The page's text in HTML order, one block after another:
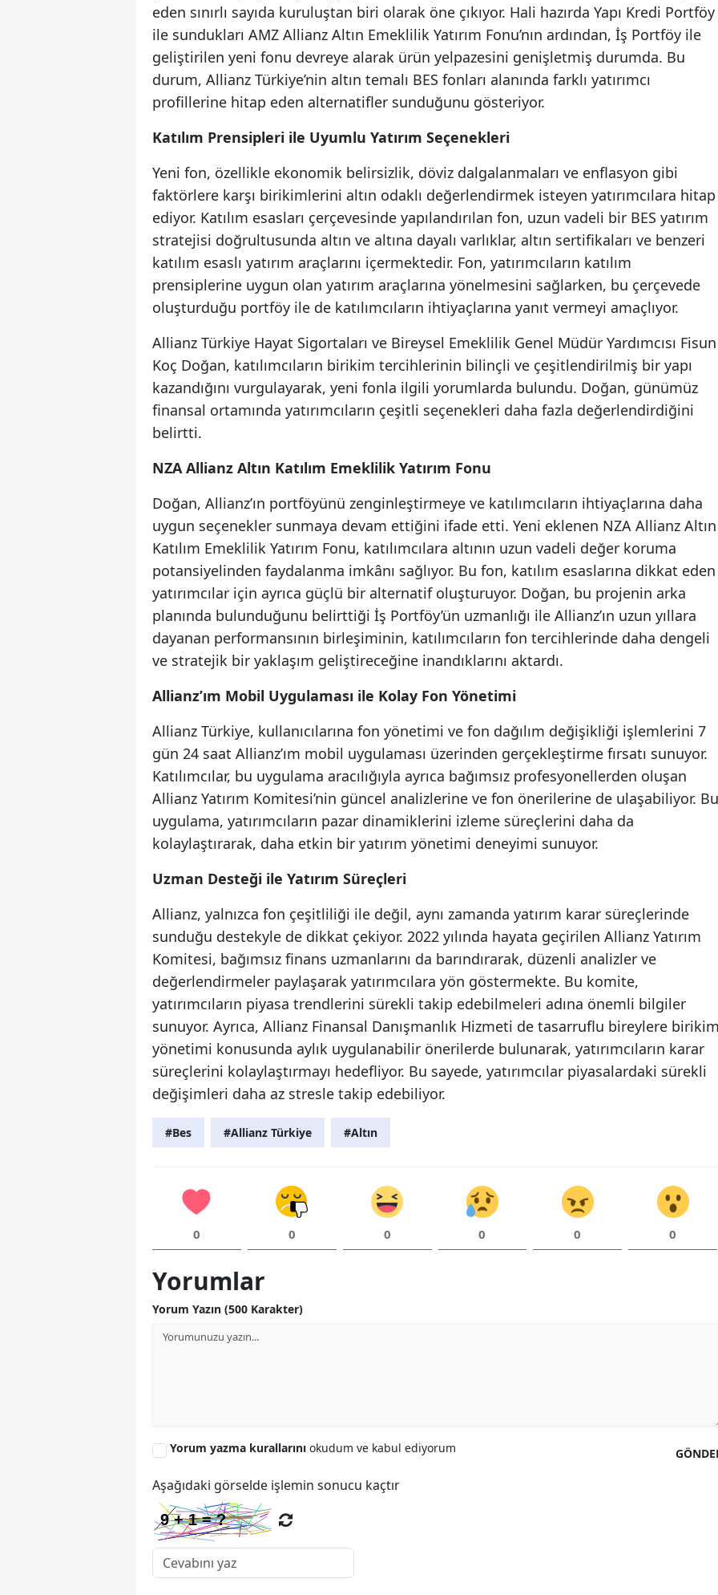
Kırklareli
Kırşehir
Kocaeli
Malatya
Manisa
Kahramanmaraş
Mardin
Muğla
Muş
Nevşehir
Niğde
Sakarya
Samsun
Siirt
Sinop
Sivas
Trabzon
Tunceli
Şanlıurfa
Uşak
Yozgat
Zonguldak
Bayburt
Karaman
Kırıkkale
Ardahan
Iğdır
eden sınırlı sayıda kuruluştan biri olarak öne çıkıyor. Hali hazırda Yapı Kredi Portföy
ile sundukları AMZ Allianz Altın Emeklilik Yatırım Fonu’nın ardından, İş Portföy ile
geliştirilen yeni fonu devreye alarak ürün yelpazesini genişletmiş durumda. Bu
durum, Allianz Türkiye’nin altın temalı BES fonları alanında farklı yatırımcı
profillerine hitap eden alternatifler sunduğunu gösteriyor.
Katılım Prensipleri ile Uyumlu Yatırım Seçenekleri
Yeni fon, özellikle ekonomik belirsizlik, döviz dalgalanmaları ve enflasyon gibi
faktörlere karşı birikimlerini altın odaklı değerlendirmek isteyen yatırımcılara hitap
ediyor. Katılım esasları çerçevesinde yapılandırılan fon, uzun vadeli bir BES yatırım
stratejisi doğrultusunda altın ve altına dayalı varlıklar, altın sertifikaları ve benzeri
katılım esaslı yatırım araçlarını içermektedir. Fon, yatırımcıların katılım
prensiplerine uygun olan yatırım araçlarına yönelmesini sağlarken, bu çerçevede
oluşturduğu portföy ile de katılımcıların ihtiyaçlarına yanıt vermeyi amaçlıyor.
Allianz Türkiye Hayat Sigortaları ve Bireysel Emeklilik Genel Müdür Yardımcısı Fisun
Koç Doğan, katılımcıların birikim tercihlerinin bilinçli ve çeşitlendirilmiş bir yapı
kazandığını vurgulayarak, yeni fonla ilgili yorumlarda bulundu. Doğan, günümüz
finansal ortamında yatırımcıların çeşitli seçenekleri daha fazla değerlendirdiğini
belirtti.
NZA Allianz Altın Katılım Emeklilik Yatırım Fonu
Doğan, Allianz’ın portföyünü zenginleştirmeye ve katılımcıların ihtiyaçlarına daha
uygun seçenekler sunmaya devam ettiğini ifade etti. Yeni eklenen NZA Allianz Altın
Katılım Emeklilik Yatırım Fonu, katılımcılara altının uzun vadeli değer koruma
potansiyelinden faydalanma imkânı sağlıyor. Bu fon, katılım esaslarına dikkat eden
yatırımcılar için ayrıca güçlü bir alternatif oluşturuyor. Doğan, bu projenin arka
planında bulunduğunu belirttiği İş Portföy’ün uzmanlığı ile Allianz’ın uzun yıllara
dayanan performansının birleşiminin, katılımcıların fon tercihlerinde daha dengeli
ve stratejik bir yaklaşım geliştireceğine inandıklarını aktardı.
Allianz’ım Mobil Uygulaması ile Kolay Fon Yönetimi
Allianz Türkiye, kullanıcılarına fon yönetimi ve fon dağılım değişikliği işlemlerini 7
gün 24 saat Allianz’ım mobil uygulaması üzerinden gerçekleştirme fırsatı sunuyor.
Katılımcılar, bu uygulama aracılığıyla ayrıca bağımsız profesyonellerden oluşan
Allianz Yatırım Komitesi’nin güncel analizlerine ve fon önerilerine de ulaşabiliyor. Bu
uygulama, yatırımcıların pazar dinamiklerini izleme süreçlerini daha da
kolaylaştırarak, daha etkin bir yatırım yönetimi deneyimi sunuyor.
Uzman Desteği ile Yatırım Süreçleri
Allianz, yalnızca fon çeşitliliği ile değil, aynı zamanda yatırım karar süreçlerinde
sunduğu destekyle de dikkat çekiyor. 2022 yılında hayata geçirilen Allianz Yatırım
Komitesi, bağımsız finans uzmanlarını da barındırarak, düzenli analizler ve
değerlendirmeler paylaşarak yatırımcılara yön göstermekte. Bu komite,
yatırımcıların piyasa trendlerini sürekli takip edebilmeleri adına önemli bilgiler
sunuyor. Ayrıca, Allianz Finansal Danışmanlık Hizmeti de tasarruflu bireylere
yönetimi konusunda aylık uygulanabilir önerilerde bulunarak, yatırımcıların karar
süreçlerini kolaylaştırmayı hedefliyor. Bu sayede, yatırımcılar piyasalardaki sürekli
değişimleri daha az stresle takip edebiliyor.
#Bes #Allianz Türkiye #Altın
0 0 0 0 0 0
Yorumlar
Yorum Yazın (500 Karakter)
Yorum yazma kurallarını okudum ve kabul ediyorum
Aşağıdaki görselde işlemin sonucu kaçtır